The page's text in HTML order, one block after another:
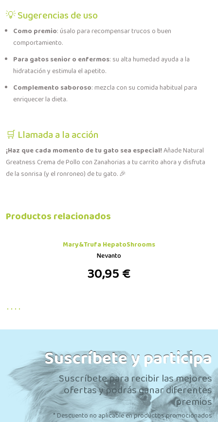
💡 Sugerencias de uso
Como premio: úsalo para recompensar trucos o buen
comportamiento.
Para gatos senior o enfermos: su alta humedad ayuda a la
hidratación y estimula el apetito.
Complemento saboroso: mezcla con su comida habitual para
enriquecer la dieta.
🛒 Llamada a la acción
¡Haz que cada momento de tu gato sea especial!Añade Natural
Greatness Crema de Pollo con Zanahorias a tu carrito ahora y disfruta
de la sonrisa (y el ronroneo) de tu gato. 🎉
Productos relacionados
Mary&Trufa HepatoShrooms
Nevanto
30,95 €
Suscríbete y participa
Suscríbete para recibir las mejores
ofertas y podrás ganar diferentes
premios
* Descuento no aplicable en productos promocionados